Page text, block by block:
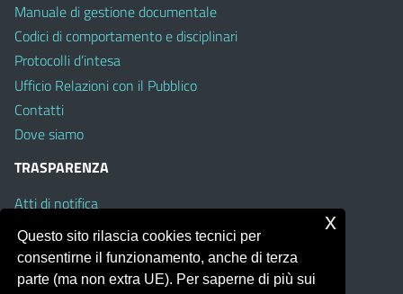
Manuale di gestione documentale
Codici di comportamento e disciplinari
Protocolli d’intesa
Ufficio Relazioni con il Pubblico
Contatti
Dove siamo
TRASPARENZA
Atti di notifica
Albo on line
Amministrazione Trasparente
Obiettivi di Accessibilità
Questo sito rilascia cookies tecnici per
consentirne il funzionamento, anche di terza
parte (ma non extra UE). Per saperne di più sui
x